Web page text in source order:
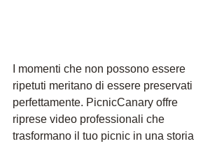
I momenti che non possono essere
ripetuti meritano di essere preservati
perfettamente. PicnicCanary offre
riprese video professionali che
trasformano il tuo picnic in una storia